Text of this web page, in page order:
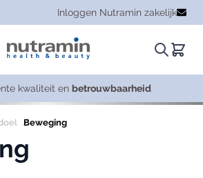
Inloggen Nutramin zakelijk
Zoeken.
kwaliteit en betrouwbaarheid
Beweging